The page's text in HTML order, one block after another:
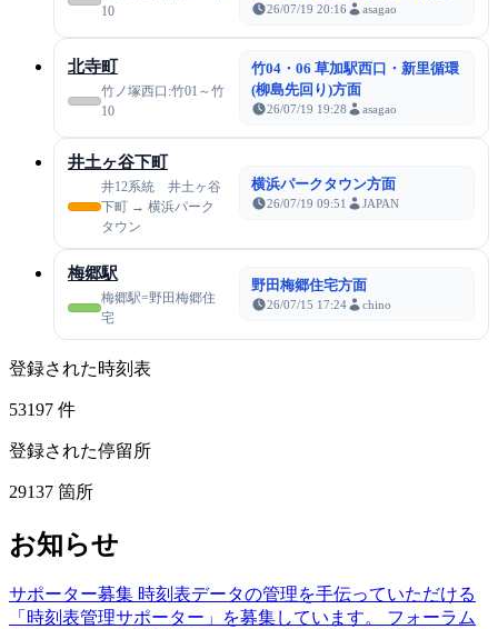
10
26/07/19 20:16 asagao
北寺町
竹ノ塚西口:竹01～竹
10
竹04・06 草加駅西口・新里循環
(柳島先回り)方面
26/07/19 19:28 asagao
井土ヶ谷下町
井12系統 井土ヶ谷
下町 → 横浜パーク
タウン
横浜パークタウン方面
26/07/19 09:51 JAPAN
梅郷駅
梅郷駅=野田梅郷住
宅
野田梅郷住宅方面
26/07/15 17:24 chino
登録された時刻表
53197 件
登録された停留所
29137 箇所
お知らせ
サポーター募集 時刻表データの管理を手伝っていただける
「時刻表管理サポーター」を募集しています。
フォーラム